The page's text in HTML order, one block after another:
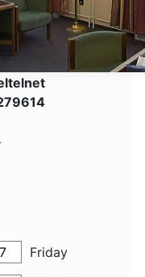
Friday